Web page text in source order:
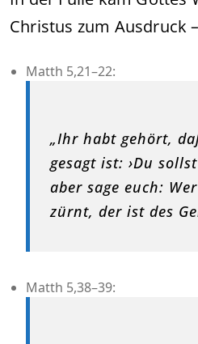
Christus zum Ausdruck
Matth 5,21–22:
„Ihr habt gehört,
gesagt ist: ›Du
aber sage euch:
zürnt, der ist des
Matth 5,38–39: